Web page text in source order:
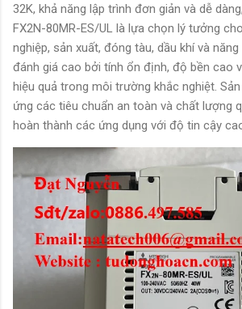
32K, khả năng lập trình đơn giản và dễ
FX2N-80MR-ES/UL là lựa chọn lý tưởng
nghiệp, sản xuất, đóng tàu, dầu khí và
đánh giá cao bởi tính ổn định, độ bền cao
hiệu quả trong môi trường khắc nghiệt.
ứng các tiêu chuẩn an toàn và chất lượng
hoàn thành các ứng dụng với độ tin cậy